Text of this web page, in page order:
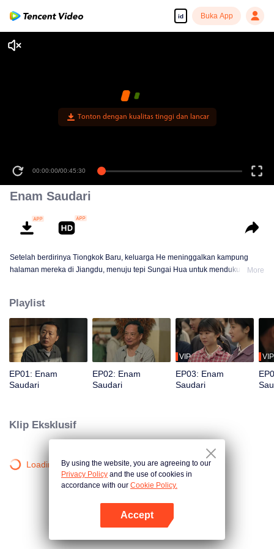
id Buka App
Tonton dengan kualitas tinggi dan lancar
00:00:00/00:45:30
Enam Saudari
Setelah berdirinya Tiongkok Baru, keluarga He meninggalkan kampung
halaman mereka di Jiangdu, menuju tepi Sungai Hua untuk mendukung
menghadapi kehidupan bersama. Bagaimana mereka bertahan di tengah
kerasnya kehidupan?
More
Playlist
EP01: Enam
Saudari
EP02: Enam
Saudari
VIP
EP03: Enam
Saudari
VIP
Klip Eksklusif
Loading…By using the website, you are agreeing to our
Privacy Policy and the use of cookies in
accordance with our Cookie Policy.
Accept